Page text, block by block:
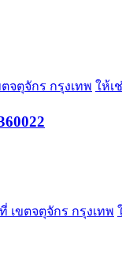
จตุจักร กรุงเทพ ให้เ
ขตจตุจักร กรุงเทพ